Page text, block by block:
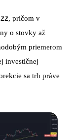
, pričom v
o stovky až
priemerom
investičnej
sa trh práve